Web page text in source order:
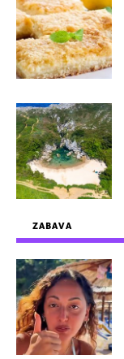
ZABAVA